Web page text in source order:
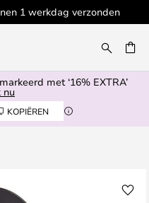
1 werkdag verzonden
met ‘16% EXTRA’
nu
KOPIËREN